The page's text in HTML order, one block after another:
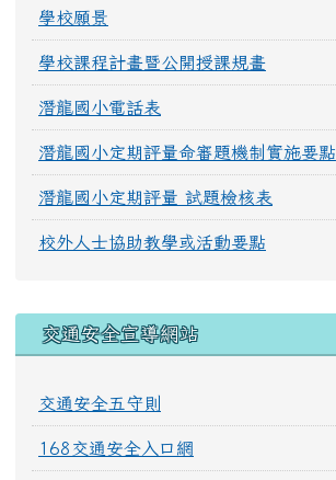
學校願景
學校課程計畫暨公開授課規畫
潛龍國小電話表
潛龍國小定期評量命審題機制實施要點
潛龍國小定期評量 試題檢核表
校外人士協助教學或活動要點
交通安全宣導網站
交通安全五守則
168交通安全入口網